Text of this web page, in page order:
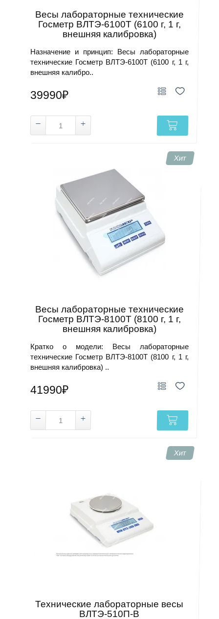
Весы лабораторные технические
Госметр ВЛТЭ-6100Т (6100 г, 1 г,
внешняя калибровка)
Назначение и принцип: Весы лабораторные
технические Госметр ВЛТЭ-6100Т (6100 г, 1 г,
внешняя калибро..
39990₽
Хит
Весы лабораторные технические
Госметр ВЛТЭ-8100Т (8100 г, 1 г,
внешняя калибровка)
Кратко о модели: Весы лабораторные
технические Госметр ВЛТЭ-8100Т (8100 г, 1 г,
внешняя калибровка) ..
41990₽
Хит
Технические лабораторные весы
ВЛТЭ-510П-В